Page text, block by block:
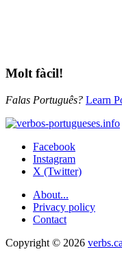
Molt fàcil!
Falas Português? Learn
Facebook
Instagram
X (Twitter)
About...
Privacy policy
Contact
Copyright © 2026